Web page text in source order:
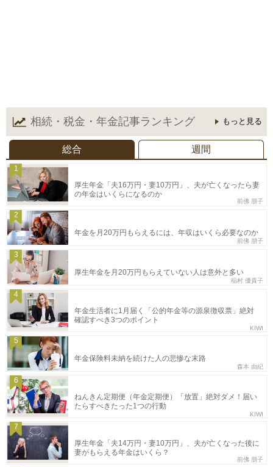
相続・税金・年金記事ランキング もっと見る
総合 週間
1
厚生年金「夫16万円・妻10万円」、夫が亡くなったら妻
の年金はいくらになるのか
前佛 朋子
2
年金を月20万円もらえるには、年収はいくら必要なのか
前佛 朋子
3
厚生年金を月20万円もらえていない人は意外と多い
稲村 優貴子
4
年金生活者に1月届く「公的年金等の源泉徴収票」絶対
確認すべき3つのポイント
KIWI
5
年金保険料未納を続けた人の悲惨な末路
森本 由紀
6
ねんきん定期便（年金定期便）「放置」絶対ダメ！届い
たらすべきたった1つの行動
KIWI
7
厚生年金「夫14万円・妻10万円」、夫が亡くなった後に
妻がもらえる年金はいくら？
前佛 朋子